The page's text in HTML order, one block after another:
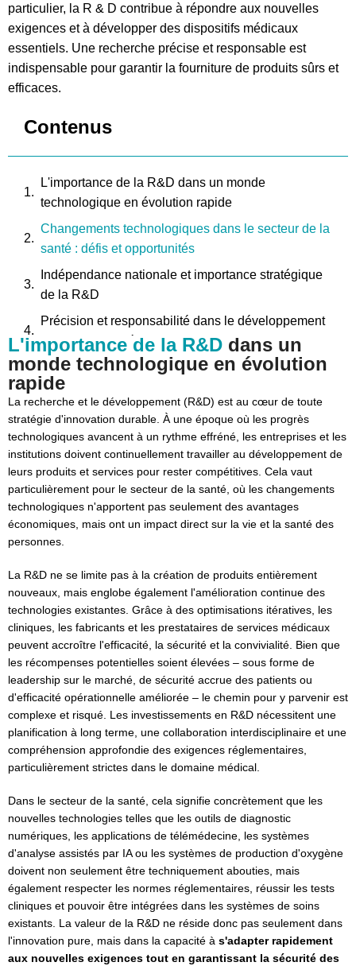
particulier, la R & D contribue à répondre aux nouvelles
exigences et à développer des dispositifs médicaux
essentiels. Une recherche précise et responsable est
indispensable pour garantir la fourniture de produits sûrs et
efficaces.
Contenus
L'importance de la R&D dans un monde
technologique en évolution rapide
Changements technologiques dans le secteur de la
santé : défis et opportunités
Indépendance nationale et importance stratégique
de la R&D
Précision et responsabilité dans le développement
de dispositifs médicaux
Conclusion : la R&D comme pilier stratégique des
soins de santé
L'importance de la R&D dans un
monde technologique en évolution
rapide
La recherche et le développement (R&D) est au cœur de toute
stratégie d'innovation durable. À une époque où les progrès
technologiques avancent à un rythme effréné, les entreprises et les
institutions doivent continuellement travailler au développement de
leurs produits et services pour rester compétitives. Cela vaut
particulièrement pour le secteur de la santé, où les changements
technologiques n'apportent pas seulement des avantages
économiques, mais ont un impact direct sur la vie et la santé des
personnes.
La R&D ne se limite pas à la création de produits entièrement
nouveaux, mais englobe également l'amélioration continue des
technologies existantes. Grâce à des optimisations itératives, les
cliniques, les fabricants et les prestataires de services médicaux
peuvent accroître l'efficacité, la sécurité et la convivialité. Bien que
les récompenses potentielles soient élevées – sous forme de
leadership sur le marché, de sécurité accrue des patients ou
d'efficacité opérationnelle améliorée – le chemin pour y parvenir est
complexe et risqué. Les investissements en R&D nécessitent une
planification à long terme, une collaboration interdisciplinaire et une
compréhension approfondie des exigences réglementaires,
particulièrement strictes dans le domaine médical.
Dans le secteur de la santé, cela signifie concrètement que les
nouvelles technologies telles que les outils de diagnostic
numériques, les applications de télémédecine, les systèmes
d'analyse assistés par IA ou les systèmes de production d'oxygène
doivent non seulement être techniquement abouties, mais
également respecter les normes réglementaires, réussir les tests
cliniques et pouvoir être intégrées dans les systèmes de soins
existants. La valeur de la R&D ne réside donc pas seulement dans
l'innovation pure, mais dans la capacité à s'adapter rapidement
aux nouvelles exigences tout en garantissant la sécurité des